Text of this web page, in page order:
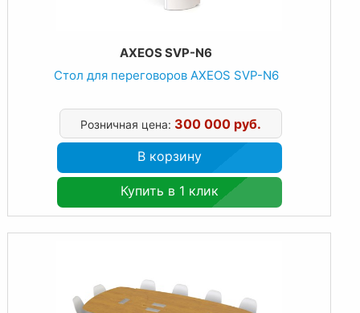
AXEOS SVP-N6
Стол для переговоров AXEOS SVP-N6
Розничная цена: 300 000 руб.
В корзину
Купить в 1 клик